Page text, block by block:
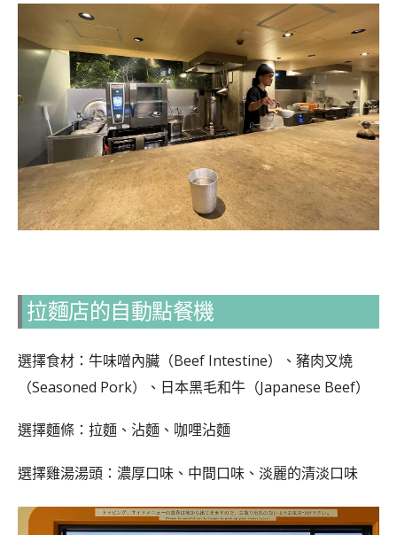
拉麵店的自動點餐機
選擇食材：牛味噌內臟（Beef Intestine）、豬肉叉燒
（Seasoned Pork）、日本黑毛和牛（Japanese Beef）
選擇麵條：拉麵、沾麵、咖哩沾麵
選擇雞湯湯頭：濃厚口味、中間口味、淡麗的清淡口味